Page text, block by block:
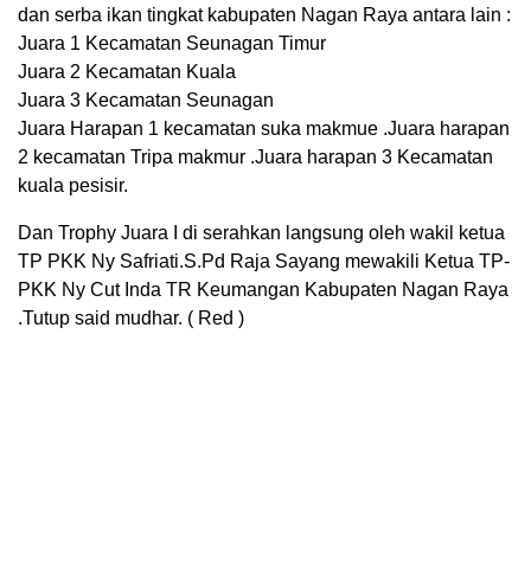
dan serba ikan tingkat kabupaten Nagan Raya antara lain :
Juara 1 Kecamatan Seunagan Timur
Juara 2 Kecamatan Kuala
Juara 3 Kecamatan Seunagan
Juara Harapan 1 kecamatan suka makmue .Juara harapan
2 kecamatan Tripa makmur .Juara harapan 3 Kecamatan
kuala pesisir.
Dan Trophy Juara I di serahkan langsung oleh wakil ketua
TP PKK Ny Safriati.S.Pd Raja Sayang mewakili Ketua TP-
PKK Ny Cut Inda TR Keumangan Kabupaten Nagan Raya
.Tutup said mudhar. ( Red )